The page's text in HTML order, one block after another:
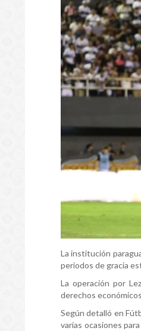
La institución
periodos de gracia
La operación por
derechos
Según detalló en
varias ocasiones